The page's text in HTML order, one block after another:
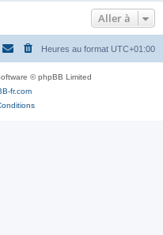
Aller à
Heures au format UTC+01:00
© phpBB Limited
fr.com